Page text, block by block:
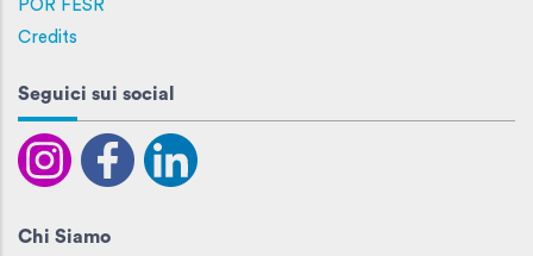
POR FESR
Credits
Seguici sui social
Chi Siamo